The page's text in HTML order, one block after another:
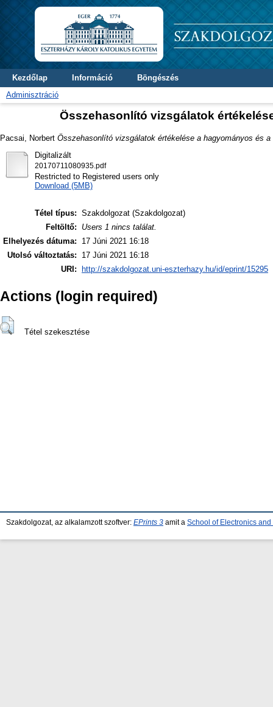
Kezdőlap Információ
Böngészés
Adminisztráció
Összehasonlító vizsgálatok
Pacsai, Norbert Összehasonlító vizsgálatok értékelése a hagyományos és
Digitalizált
20170711080935.pdf
Restricted to Registered users only
Download (5MB)
Tétel típus: Szakdolgozat (Szakdolgozat)
Feltöltő:
Users 1 nincs találat.
Elhelyezés dátuma:
17 Júni 2021 16:18
Utolsó változtatás:
17 Júni 2021 16:18
URI:
http://szakdolgozat.uni-eszterhazy.hu/id/eprint/15295
Actions (login required)
Tétel szekesztése
Szakdolgozat, az alkalamzott szoftver: EPrints 3 amit a School of Electronics